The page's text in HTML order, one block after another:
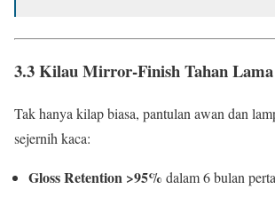
3.3 Kilau Mirror-Finish Tahan Lama
Tak hanya kilap biasa, pantulan awan dan
sejernih kaca:
Gloss Retention >95% dalam 6 bulan